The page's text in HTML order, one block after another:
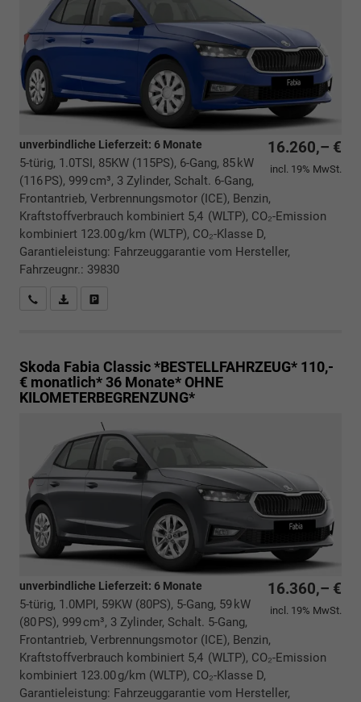
16.260,– €
incl. 19% MwSt.
unverbindliche Lieferzeit: 6 Monate
5-türig, 1.0TSI, 85KW (115PS), 6-Gang, 85 kW
(116 PS), 999 cm³, 3 Zylinder, Schalt. 6-Gang,
Frontantrieb, Verbrennungsmotor (ICE), Benzin,
Kraftstoffverbrauch kombiniert 5,4 (WLTP), CO₂-Emission
kombiniert 123.00 g/km (WLTP), CO₂-Klasse D,
Garantieleistung: Fahrzeuggarantie vom Hersteller,
Fahrzeugnr.: 39830
Rückrufbitte absenden
PDF-Datei, Fahrzeugexposé drucken
Skoda Fabia Classic *BESTELLFAHRZEUG* 110,-
€ monatlich* 36 Monate* OHNE
KILOMETERBEGRENZUNG*
16.360,– €
incl. 19% MwSt.
unverbindliche Lieferzeit: 6 Monate
5-türig, 1.0MPI, 59KW (80PS), 5-Gang, 59 kW
(80 PS), 999 cm³, 3 Zylinder, Schalt. 5-Gang,
Frontantrieb, Verbrennungsmotor (ICE), Benzin,
Kraftstoffverbrauch kombiniert 5,4 (WLTP), CO₂-Emission
kombiniert 123.00 g/km (WLTP), CO₂-Klasse D,
Garantieleistung: Fahrzeuggarantie vom Hersteller,